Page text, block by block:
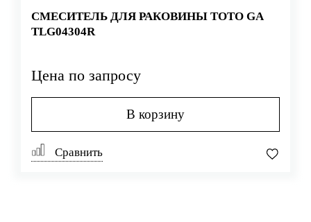
СМЕСИТЕЛЬ ДЛЯ РАКОВИНЫ TOTO GA
TLG04304R
Цена по запросу
В корзину
Сравнить